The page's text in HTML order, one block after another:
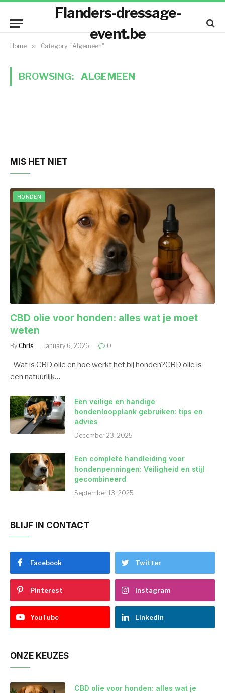
Flanders-dressage-
event.be
Home » Category: "Algemeen"
BROWSING: ALGEMEEN
MIS HET NIET
HONDEN
CBD olie voor honden: alles wat je moet
weten
By Chris January 6, 2026 0
Wat is CBD olie en hoe werkt het bij honden?CBD olie is
een natuurlijk…
Een veilige en handige
hondenloopplank gebruiken: tips en
advies
December 23, 2025
Een complete handleiding voor
hondenpenningen: Veiligheid en stijl
gecombineerd
September 13, 2025
BLIJF IN CONTACT
Facebook Twitter
Pinterest Instagram
YouTube LinkedIn
ONZE KEUZES
CBD olie voor honden: alles wat je